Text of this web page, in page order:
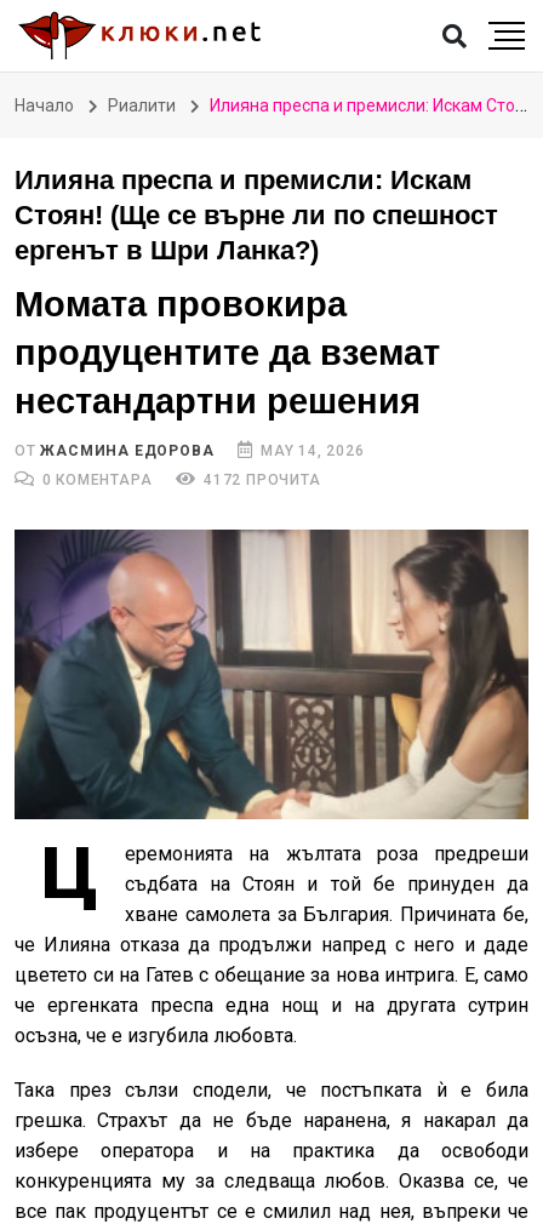
Начало Риалити Илияна преспа и премисли: Искам Стоян! (Ще се върне ли по спешност ергенът в Шри Ланка?)
Илияна преспа и премисли: Искам
Стоян! (Ще се върне ли по спешност
ергенът в Шри Ланка?)
Момата провокира
продуцентите да вземат
нестандартни решения
ОТЖАСМИНА ЕДОРОВА
MAY 14, 2026
0 КОМЕНТАРА
4172 ПРОЧИТА
Ц
еремонията на жълтата роза предреши
съдбата на Стоян и той бе принуден да
хване самолета за България. Причината бе,
че Илияна отказа да продължи напред с него и даде
цветето си на Гатев с обещание за нова интрига. Е, само
че ергенката преспа една нощ и на другата сутрин
осъзна, че е изгубила любовта.
Така през сълзи сподели, че постъпката ѝ е била
грешка. Страхът да не бъде наранена, я накарал да
избере оператора и на практика да освободи
конкуренцията му за следваща любов. Оказва се, че
все пак продуцентът се е смилил над нея, въпреки че